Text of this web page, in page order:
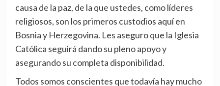
causa de la paz, de la que ustedes, como líderes
religiosos, son los primeros custodios aquí en
Bosnia y Herzegovina. Les aseguro que la Iglesia
Católica seguirá dando su pleno apoyo y
asegurando su completa disponibilidad.
Todos somos conscientes que todavía hay mucho